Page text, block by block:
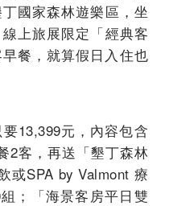
國家森林遊樂區，坐
上旅展限定「經典客
餐，就算假日入住也
13,399元，內容包含
2客，再送「墾丁森林
或SPA by Valmont 療
；「海景客房平日雙